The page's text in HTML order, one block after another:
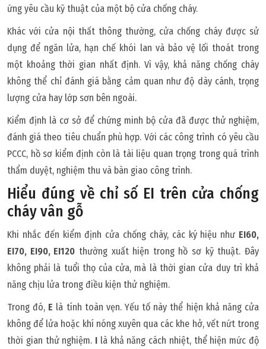
ứng yêu cầu kỹ thuật của một bộ cửa chống cháy.
Khác với cửa nội thất thông thường, cửa chống cháy được sử
dụng để ngăn lửa, hạn chế khói lan và bảo vệ lối thoát trong
một khoảng thời gian nhất định. Vì vậy, khả năng chống cháy
không thể chỉ đánh giá bằng cảm quan như độ dày cánh, trọng
lượng cửa hay lớp sơn bên ngoài.
Kiểm định là cơ sở để chứng minh bộ cửa đã được thử nghiệm,
đánh giá theo tiêu chuẩn phù hợp. Với các công trình có yêu cầu
PCCC, hồ sơ kiểm định còn là tài liệu quan trọng trong quá trình
thẩm duyệt, nghiệm thu và bàn giao công trình.
Hiểu đúng về chỉ số EI trên cửa chống
cháy vân gỗ
Khi nhắc đến kiểm định cửa chống cháy, các ký hiệu như EI60,
EI70, EI90, EI120 thường xuất hiện trong hồ sơ kỹ thuật. Đây
không phải là tuổi thọ của cửa, mà là thời gian cửa duy trì khả
năng chịu lửa trong điều kiện thử nghiệm.
Trong đó, E là tính toàn vẹn. Yếu tố này thể hiện khả năng cửa
không để lửa hoặc khí nóng xuyên qua các khe hở, vết nứt trong
thời gian thử nghiệm. I là khả năng cách nhiệt, thể hiện mức độ